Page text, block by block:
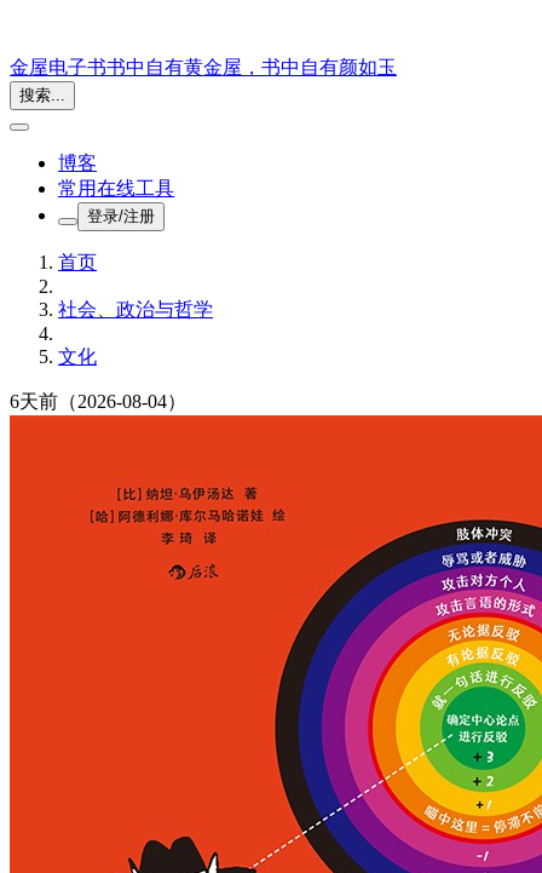
金屋电子书书中自有黄金屋，书中自有颜如玉
搜索...
博客
常用在线工具
登录/注册
首页
社会、政治与哲学
文化
6天前 （2026-08-04）